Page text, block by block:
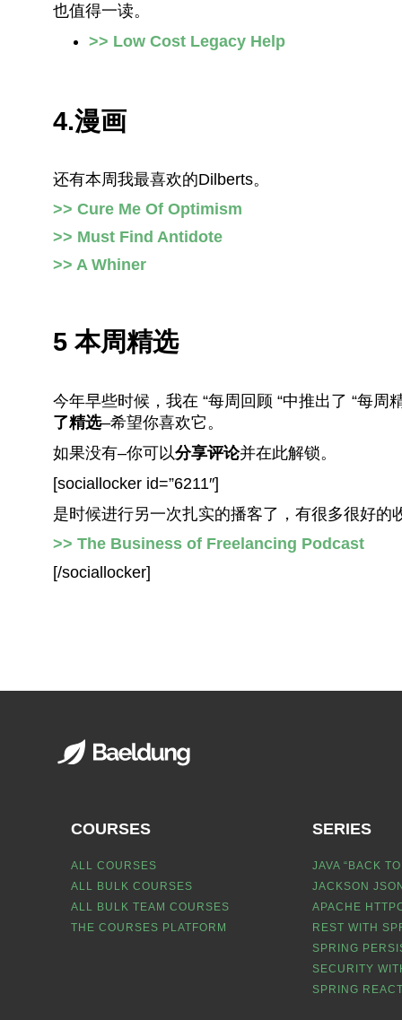
也值得一读。
>> Low Cost Legacy Help
4.漫画
还有本周我最喜欢的Dilberts。
>> Cure Me Of Optimism
>> Must Find Antidote
>> A Whiner
5 本周精选
今年早些时候，我在 “每周回顾 “中推出了 “每周
了精选–希望你喜欢它。
如果没有–你可以分享评论并在此解锁。
[sociallocker id=”6211″]
是时候进行另一次扎实的播客了，有很多很好的
>> The Business of Freelancing Podcast
[/sociallocker]
COURSES
ALL COURSES
ALL BULK COURSES
ALL BULK TEAM COURSES
THE COURSES PLATFORM
SERIES
JAVA “BACK
JACKSON
APACHE
REST WITH
SPRING
SECURITY
SPRING